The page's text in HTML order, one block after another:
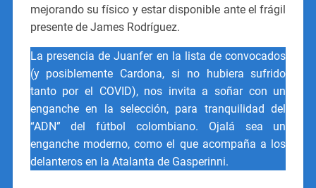
mejorando su físico y estar disponible ante el frágil
presente de James Rodríguez.
La presencia de Juanfer en la lista de convocados
(y posiblemente Cardona, si no hubiera sufrido
tanto por el COVID), nos invita a soñar con un
enganche en la selección, para tranquilidad del
“ADN” del fútbol colombiano. Ojalá sea un
enganche moderno, como el que acompaña a los
delanteros en la Atalanta de Gasperinni.